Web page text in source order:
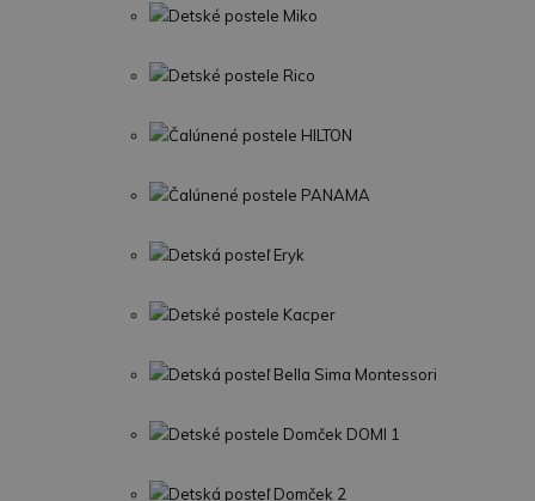
Detské postele Miko
Detské postele Rico
Čalúnené postele HILTON
Čalúnené postele PANAMA
Detská posteľ Eryk
Detské postele Kacper
Detská posteľ Bella Sima Montessori
Detské postele Domček DOMI 1
Detská posteľ Domček 2